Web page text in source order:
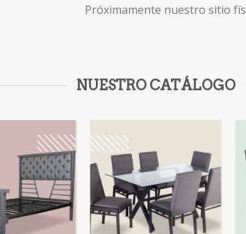
Próximamente nuestro sitio
NUESTRO CATÁLOGO